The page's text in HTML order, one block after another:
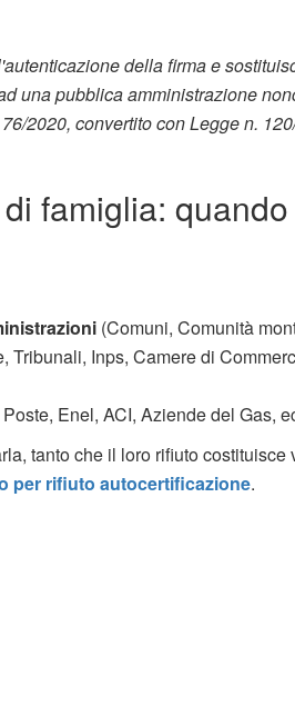
della firma e
una pubblica amministrazione
2020, convertito con Legge n.
famiglia: quando
(Comuni, Comunità
Tribunali, Inps, Camere di
Enel, ACI, Aziende del Gas,
tanto che il loro rifiuto costituisce
per rifiuto autocertificazione.